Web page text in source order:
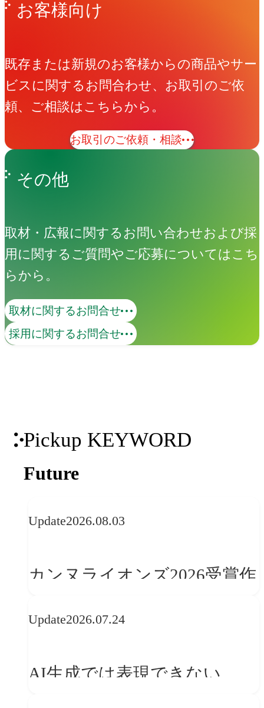
お客様向け
既存または新規のお客様からの商品やサー
ビスに関するお問合わせ、お取引のご依
頼、ご相談はこちらから。
お取引のご依頼・相談
その他
取材・広報に関するお問い合わせおよび採
用に関するご質問やご応募についてはこち
らから。
取材に関するお問合せ
採用に関するお問合せ
Pickup KEYWORD
Future
Update2026.08.03
カンヌライオンズ2026受賞作
──「優れたブランド体験」
か
Update2026.07.24
AI生成では表現できない